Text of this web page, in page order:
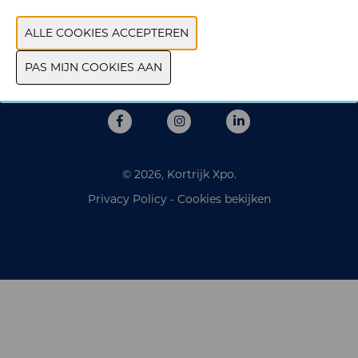
Donderdag 8 oktober 2026 | 10.00 - 17.00
Locatie
Nekkerhal - Brussels North - Plattebeekstraat 1, 2800
Mechelen
© 2026, Kortrijk Xpo.
Privacy Policy- Cookies bekijken